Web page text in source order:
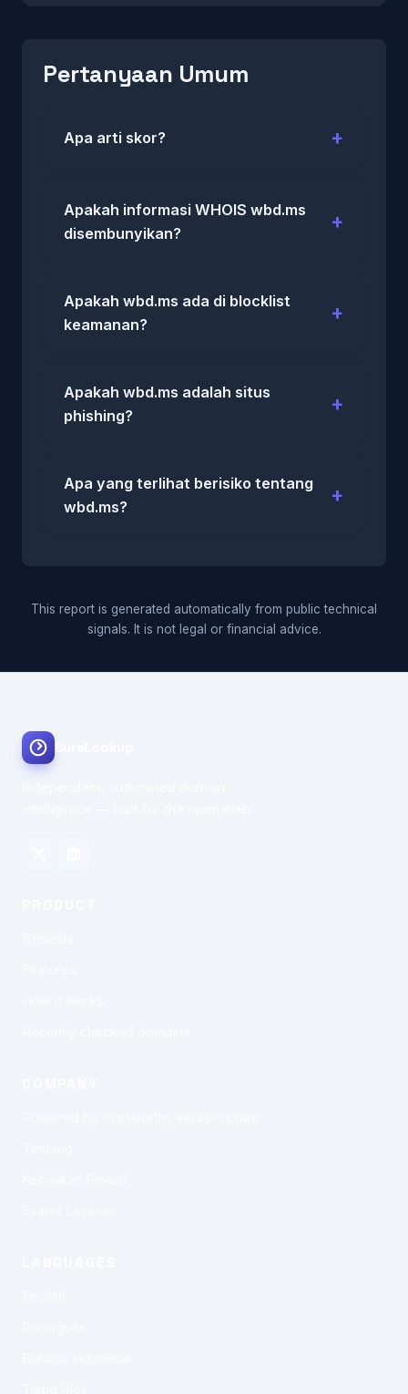
Pertanyaan Umum
Apa arti skor?
Apakah informasi WHOIS wbd.ms
disembunyikan?
Apakah wbd.ms ada di blocklist
keamanan?
Apakah wbd.ms adalah situs
phishing?
Apa yang terlihat berisiko tentang
wbd.ms?
This report is generated automatically from public technical
signals. It is not legal or financial advice.
SureLookup